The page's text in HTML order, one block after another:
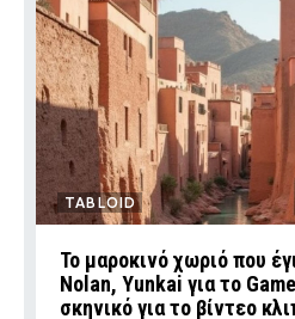
TABLOID
Το μαροκινό χωριό που
Nolan, Yunkai για το
σκηνικό για το βίντεο